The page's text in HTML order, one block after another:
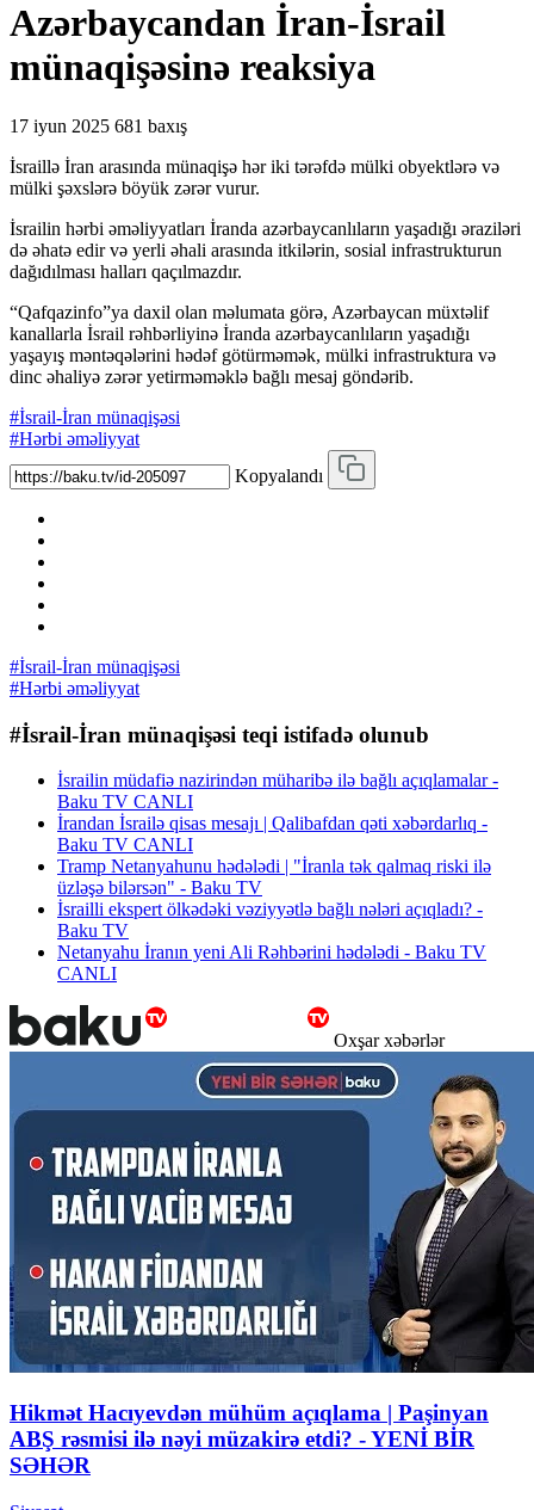
Azərbaycandan İran-İsrail
münaqişəsinə reaksiya
17 iyun 2025 681 baxış
İsraillə İran arasında münaqişə hər iki tərəfdə mülki obyektlərə və
mülki şəxslərə böyük zərər vurur.
İsrailin hərbi əməliyyatları İranda azərbaycanlıların yaşadığı əraziləri
də əhatə edir və yerli əhali arasında itkilərin, sosial infrastrukturun
dağıdılması halları qaçılmazdır.
“Qafqazinfo”ya daxil olan məlumata görə, Azərbaycan müxtəlif
kanallarla İsrail rəhbərliyinə İranda azərbaycanlıların yaşadığı
yaşayış məntəqələrini hədəf götürməmək, mülki infrastruktura və
dinc əhaliyə zərər yetirməməklə bağlı mesaj göndərib.
#İsrail-İran münaqişəsi
#Hərbi əməliyyat
Kopyalandı
#İsrail-İran münaqişəsi
#Hərbi əməliyyat
#İsrail-İran münaqişəsi teqi istifadə olunub
İsrailin müdafiə nazirindən müharibə ilə bağlı açıqlamalar -
Baku TV CANLI
İrandan İsrailə qisas mesajı | Qalibafdan qəti xəbərdarlıq -
Baku TV CANLI
Tramp Netanyahunu hədələdi | "İranla tək qalmaq riski ilə
üzləşə bilərsən" - Baku TV
İsrailli ekspert ölkədəki vəziyyətlə bağlı nələri açıqladı? -
Baku TV
Netanyahu İranın yeni Ali Rəhbərini hədələdi - Baku TV
CANLI
Oxşar xəbərlər
Hikmət Hacıyevdən mühüm açıqlama | Paşinyan
ABŞ rəsmisi ilə nəyi müzakirə etdi? - YENİ BİR
SƏHƏR